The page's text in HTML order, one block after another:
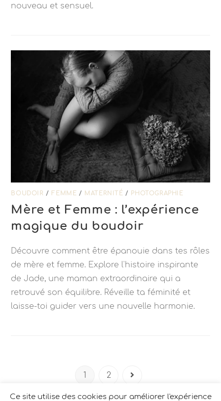
nouveau et sensuel.
BOUDOIR / FEMME / MATERNITÉ / PHOTOGRAPHIE
Mère et Femme : l’expérience
magique du boudoir
Découvre comment être épanouie dans tes rôles
de mère et femme. Explore l'histoire inspirante
de Jade, une maman extraordinaire qui a
retrouvé son équilibre. Réveille ta féminité et
laisse-toi guider vers une nouvelle harmonie.
2
Ce site utilise des cookies pour améliorer l'expérience